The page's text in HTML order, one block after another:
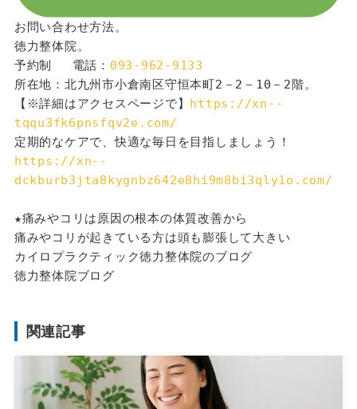
お問い合わせ方法。
徳力整体院。
予約制 　電話： 093-962-9133
所在地：北九州市小倉南区守恒本町2－2－10－2階。
【※詳細はアクセスページで】 https://xn--
tqqu3fk6pnsfqv2e.com/
定期的なケアで、快適な毎日を目指しましょう！
https://xn--
dckburb3jta8kygnbz642e8hi9m8bi3qly1o.com/
★痛みやコリは原因の根本の体質改善から
痛みやコリが起きている方は頭も膨張して大きい
カイロプラクティック徳力整体院のブログ
徳力整体院ブログ
関連記事